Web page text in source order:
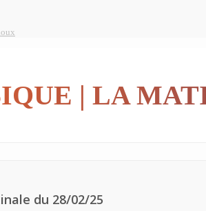
| LA
du 28/02/25